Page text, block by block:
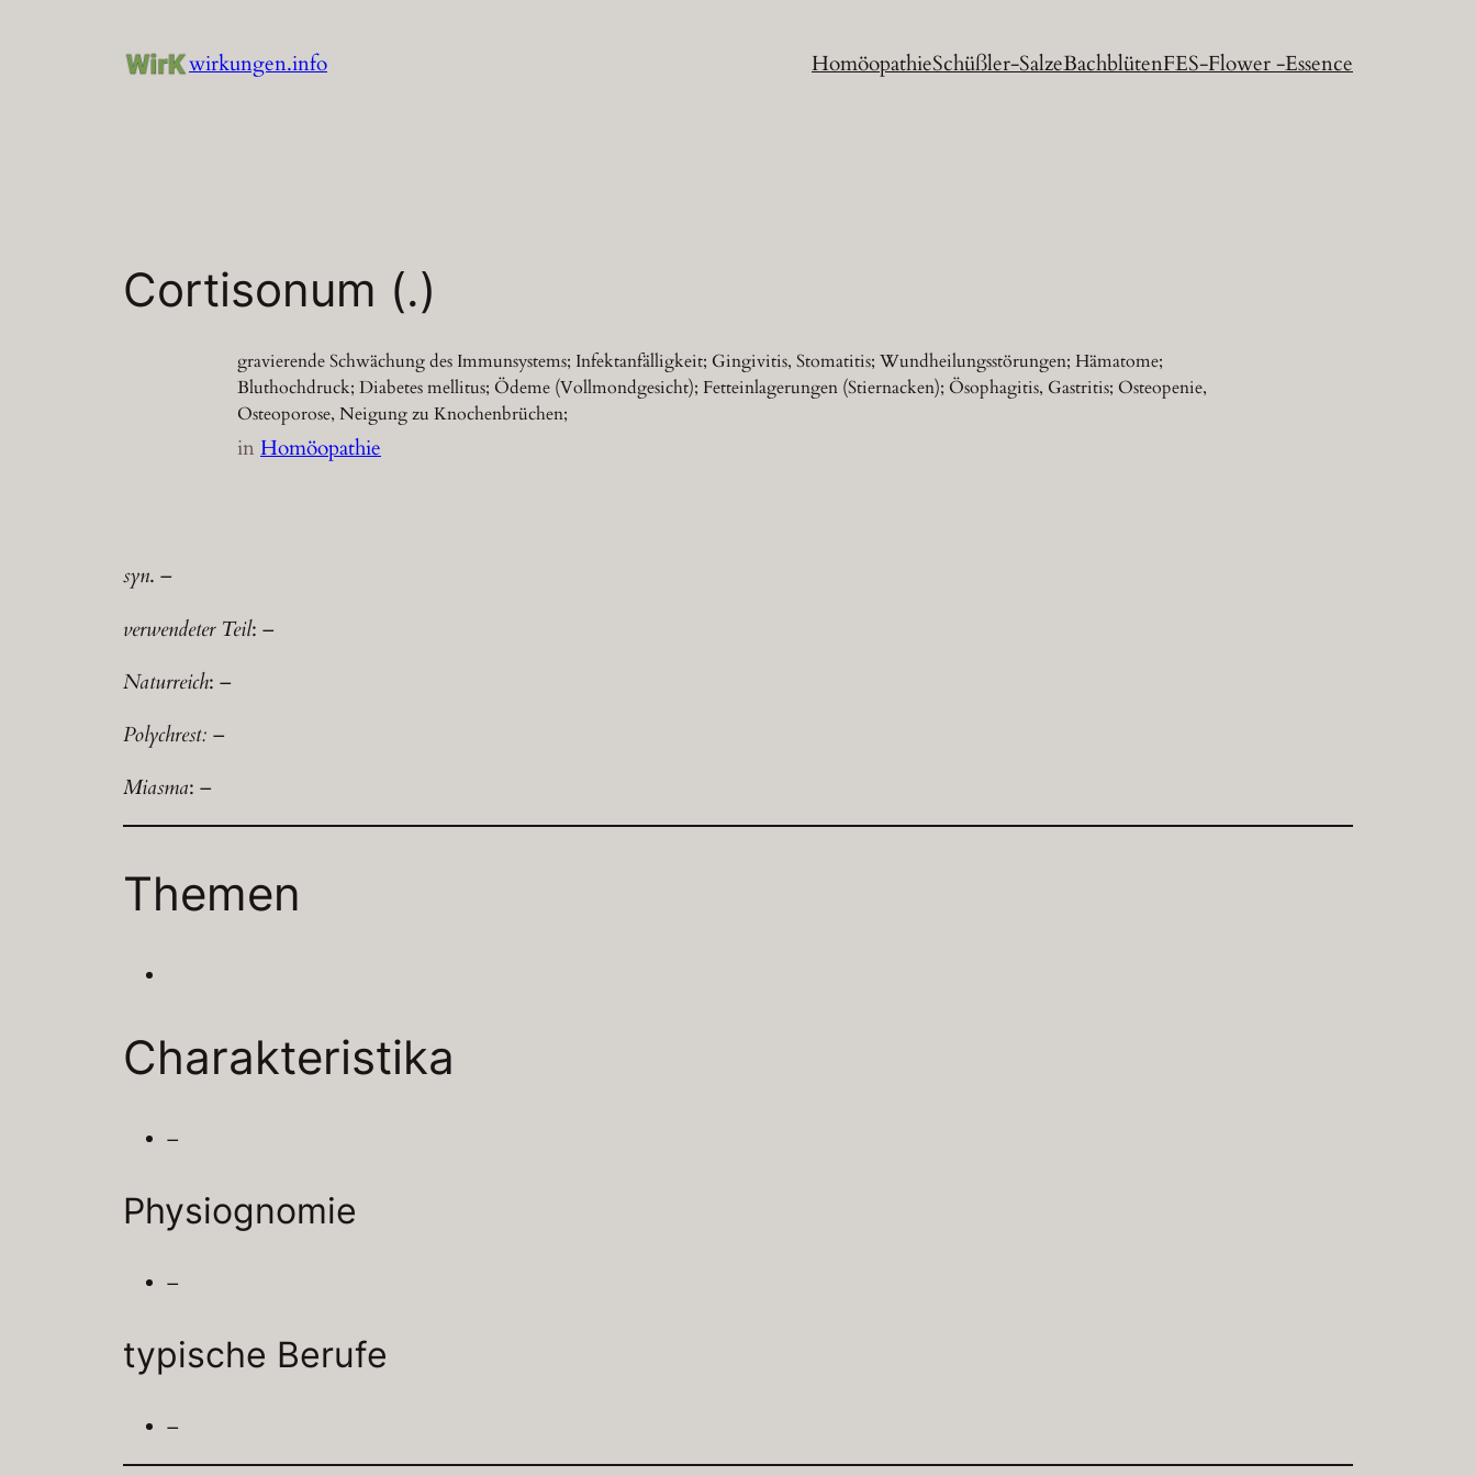
wirkungen.info HomöopathieSchüßler-SalzeBachblütenFES-Flower -Essence
Cortisonum (.)
gravierende Schwächung des Immunsystems; Infektanfälligkeit; Gingivitis, Stomatitis; Wundheilungsstörungen; Hämatome;
Bluthochdruck; Diabetes mellitus; Ödeme (Vollmondgesicht); Fetteinlagerungen (Stiernacken); Ösophagitis, Gastritis; Osteopenie,
Osteoporose, Neigung zu Knochenbrüchen;
inHomöopathie
syn. –
verwendeter Teil: –
Naturreich: –
Polychrest: –
Miasma: –
Themen
Charakteristika
–
Physiognomie
–
typische Berufe
–